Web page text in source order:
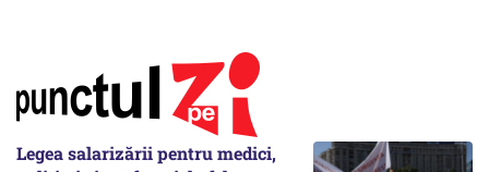
Legea salarizării pentru medici,